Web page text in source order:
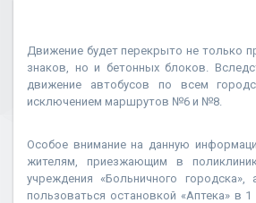
Движение будет перекрыто не только
знаков, но и бетонных блоков.
движение автобусов по всем
исключением маршрутов №6 и №8.
Особое внимание на данную
жителям, приезжающим в
учреждения «Больничного
пользоваться остановкой «Аптека» в